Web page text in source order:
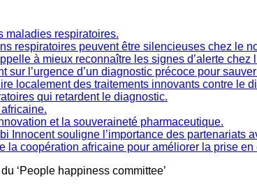
maladies respiratoires.
respiratoires peuvent être silencieuses chez le
à mieux reconnaître les signes d’alerte chez
sur l’urgence d’un diagnostic précoce pour
localement des traitements innovants contre le
qui retardent le diagnostic.
et la souveraineté pharmaceutique.
Innocent souligne l’importance des partenariats
la coopération africaine pour améliorer la prise
‘People happiness committee’